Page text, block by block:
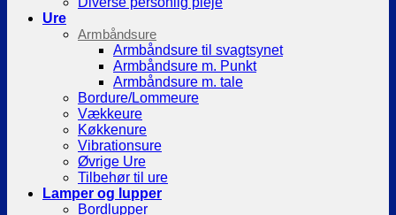
Ure
Armbåndsure
Armbåndsure til svagtsynet
Armbåndsure m. Punkt
Armbåndsure m. tale
Bordure/Lommeure
Vækkeure
Køkkenure
Vibrationsure
Øvrige Ure
Tilbehør til ure
Lamper og lupper
Bordlupper